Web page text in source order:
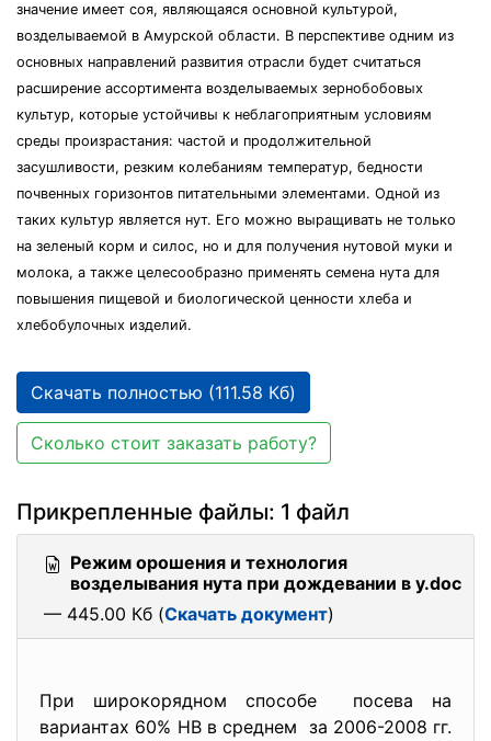
значение имеет соя, являющаяся основной культурой,
возделываемой в Амурской области. В перспективе одним из
основных направлений развития отрасли будет считаться
расширение ассортимента возделываемых зернобобовых
культур, которые устойчивы к неблагоприятным условиям
среды произрастания: частой и продолжительной
засушливости, резким колебаниям температур, бедности
почвенных горизонтов питательными элементами. Одной из
таких культур является нут. Его можно выращивать не только
на зеленый корм и силос, но и для получения нутовой муки и
молока, а также целесообразно применять семена нута для
повышения пищевой и биологической ценности хлеба и
хлебобулочных изделий.
Скачать полностью (111.58 Кб)
Сколько стоит заказать работу?
Прикрепленные файлы: 1 файл
Режим орошения и технология
возделывания нута при дождевании в у.doc
— 445.00 Кб (Скачать документ)
При широкорядном способе посева на
вариантах 60% НВ в среднем за 2006-2008 гг.